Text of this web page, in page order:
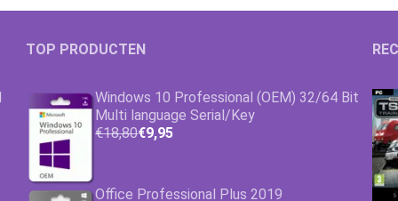
TOP PRODUCTEN
Windows 10 Professional (OEM) 32/64 Bit
Multi language Serial/Key
€18,80€9,95
Office Professional Plus 2019